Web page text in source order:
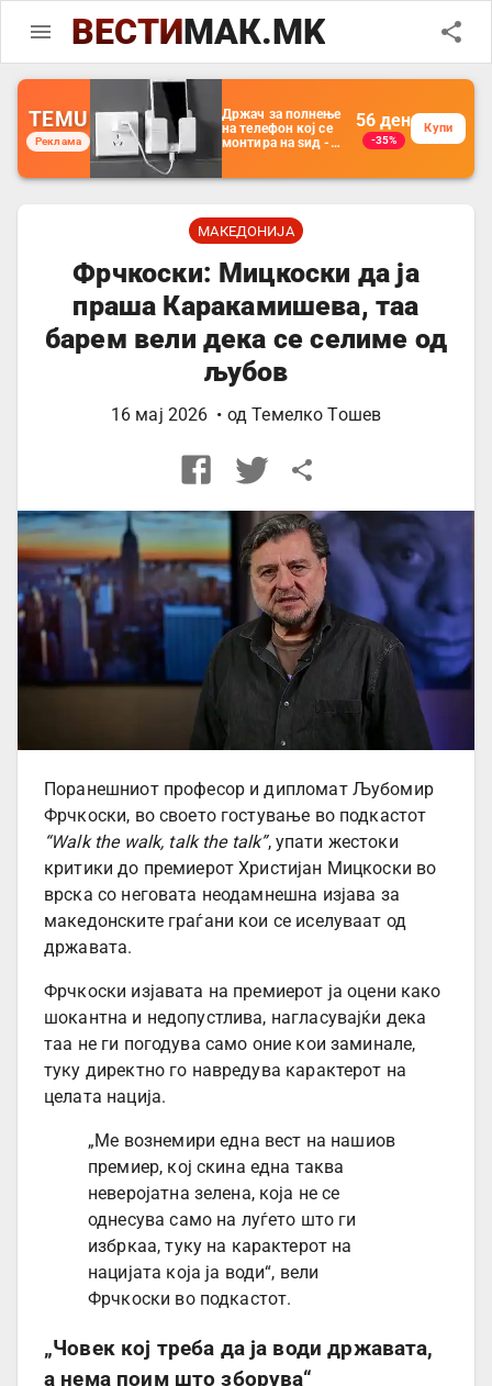
ВЕСТИМАК.MK
TEMU
Реклама
Држач за полнење
на телефон кој се
монтира на ѕид -
организатор за
далечински
управувач
56 ден
-35%
Купи
МАКЕДОНИЈА
Фрчкоски: Мицкоски да ја
праша Каракамишева, таа
барем вели дека се селиме од
љубов
16 мај 2026 • одТемелко Тошев
Поранешниот професор и дипломат Љубомир
Фрчкоски, во своето гостување во подкастот
“Walk the walk, talk the talk”, упати жестоки
критики до премиерот Христијан Мицкоски во
врска со неговата неодамнешна изјава за
македонските граѓани кои се иселуваат од
државата.
Фрчкоски изјавата на премиерот ја оцени како
шокантна и недопустлива, нагласувајќи дека
таа не ги погодува само оние кои заминале,
туку директно го навредува карактерот на
целата нација.
„Ме вознемири една вест на нашиов
премиер, кој скина една таква
неверојатна зелена, која не се
однесува само на луѓето што ги
избркаа, туку на карактерот на
нацијата која ја води“, вели
Фрчкоски во подкастот.
„Човек кој треба да ја води државата,
а нема поим што зборува“